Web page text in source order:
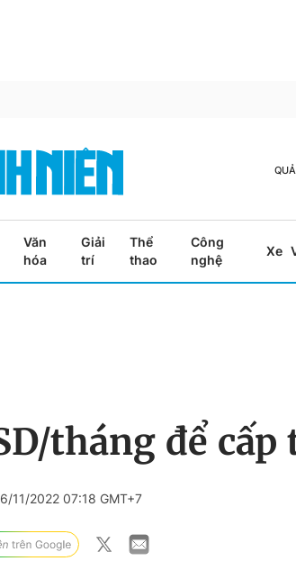
Văn
hóa
Giải
trí
Thể
thao
Công
nghệ
Xe
tháng để
11/2022 07:18 GMT+7